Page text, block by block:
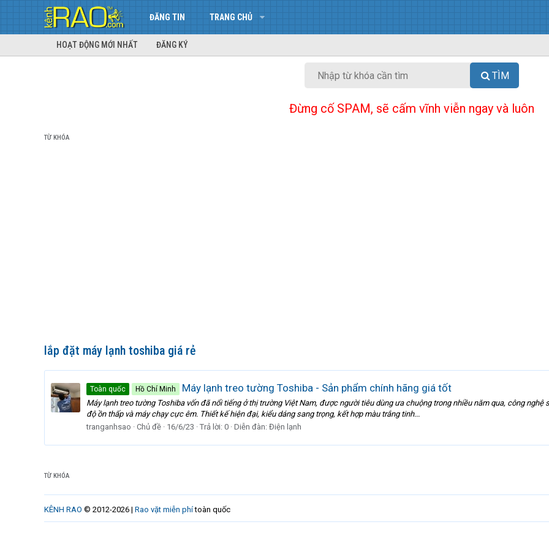
ĐĂNG TIN TRANG CHỦ
HOẠT ĐỘNG MỚI NHẤT ĐĂNG KÝ
TÌM
Đừng cố SPAM, sẽ cấm vĩnh viễn ngay và luôn
TỪ KHÓA
lắp đặt máy lạnh toshiba giá rẻ
Toàn quốc Hồ Chí Minh Máy lạnh treo tường Toshiba - Sản phẩm chính hãng giá tốt
Máy lạnh treo tường Toshiba vốn đã nổi tiếng ở thị trường Việt Nam, được người tiêu dùng ưa chuộng trong nhiều năm qua, công
độ ồn thấp và máy chạy cực êm. Thiết kế hiện đại, kiểu dáng sang trọng, kết hợp màu trắng tinh...
tranganhsao
Chủ đề 16/6/23 Trả lời: 0 Diễn đàn: Điện lạnh
TỪ KHÓA
KÊNH RAO © 2012-2026 | Rao vặt miễn phítoàn quốc